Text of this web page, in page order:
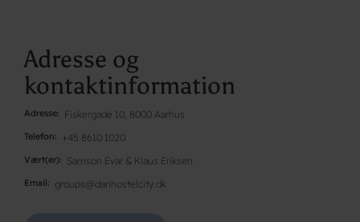
Adresse og
kontaktinformation
Adresse Fiskergade 10, 8000 Aarhus
Telefon +45 8610 1020
Vært(er) Samson Evar & Klaus Eriksen
Email groups@danhostelcity.dk